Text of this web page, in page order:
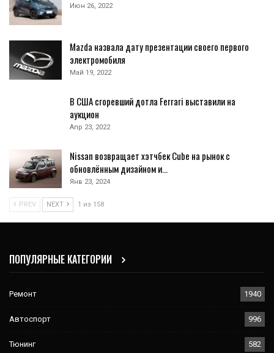
Июн 26, 2022
Mazda назвала дату презентации своего первого
электромобиля
Май 19, 2022
В США сгоревший дотла Ferrari выставили на
аукцион
Апр 23, 2022
Nissan возвращает хэтчбек Cube на рынок с
обновлённым дизайном и…
Янв 23, 2024
PREV NEXT 1 из 158
ПОПУЛЯРНЫЕ КАТЕГОРИИ
Ремонт 1940
Автоспорт 996
Тюнинг 582